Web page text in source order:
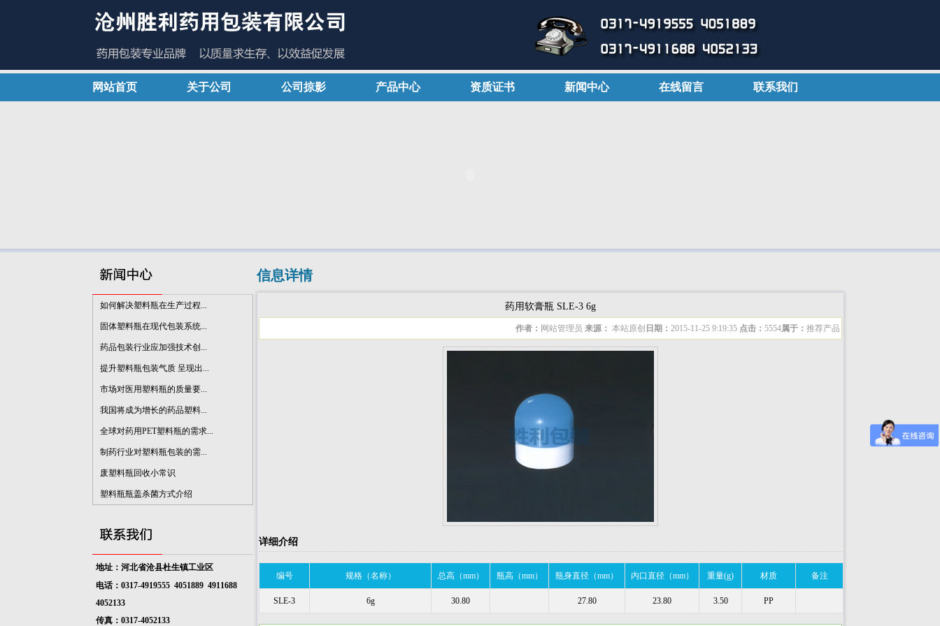
网站首页 关于公司 公司掠影 产品中心 资质证书 新闻中心 在线留言 联系我们
如何解决塑料瓶在生产过程...
如何解决塑料瓶在生产过程...
固体塑料瓶在现代包装系统...
药品包装行业应加强技术创...
提升塑料瓶包装气质 呈现出...
市场对医用塑料瓶的质量要...
我国将成为增长的药品塑料...
全球对药用PET塑料瓶的需求...
制药行业对塑料瓶包装的需...
废塑料瓶回收小常识
塑料瓶瓶盖杀菌方式介绍
地址：河北省沧县杜生镇工业区
电话：0317-4919555 4051889 4911688
4052133
传真：0317-4052133
信息详情
药用软膏瓶 SLE-3 6g
作者： 网站管理员 来源： 本站原创 日期： 2015-11-25 9:19:35 点击： 5554属于： 推荐产品
详细介绍
编号 规格（名称） 总高（mm） 瓶高（mm） 瓶身直径（mm） 内口直径（mm） 重量(g) 材质 备注
SLE-3 6g 30.80 27.80 23.80 3.50 PP